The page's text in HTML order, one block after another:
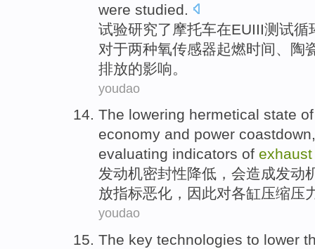
were studied
试验研究了摩托车在EUIII测试循
对于两种氧传感器起燃时间
陶
排放的影响 。
youdao
The lowering hermetical state
economy and power coastdown
evaluating indicators of
发动机密封性降低， 会造成发动
放指标恶化 ，因此对各缸压缩压
youdao
The key technologies to lower